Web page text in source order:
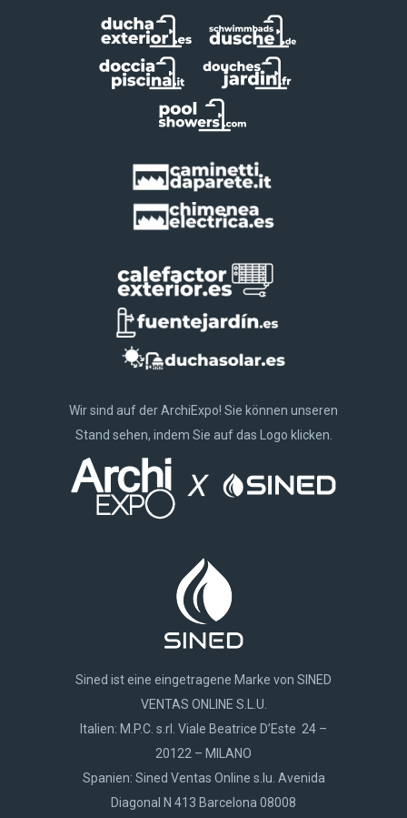
Wir sind auf der ArchiExpo! Sie können unseren
Stand sehen, indem Sie auf das Logo klicken.
Sined ist eine eingetragene Marke von SINED
VENTAS ONLINE S.L.U.
Italien: M.P.C. s.rl. Viale Beatrice D’Este 24 –
20122 – MILANO
Spanien: Sined Ventas Online s.lu. Avenida
Diagonal N 413 Barcelona 08008